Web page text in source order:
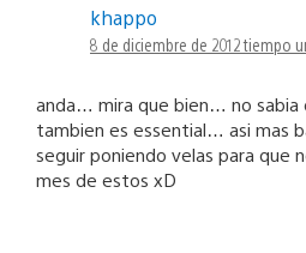
khappo
8 de diciembre de 2012 tiempo
anda… mira que bien… no sabia
tambien es essential… asi mas
seguir poniendo velas para que
mes de estos xD